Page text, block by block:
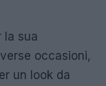
la sua
occasioni,
un look da